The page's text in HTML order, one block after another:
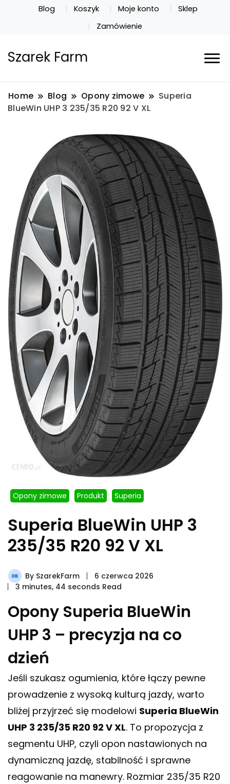
Blog Koszyk Moje konto
Sklep
Zamówienie
Szarek Farm
Home Blog Opony zimowe
Superia
BlueWin UHP 3 235/35 R20 92 V XL
Opony zimowe Produkt Superia
Superia BlueWin UHP 3
235/35 R20 92 V XL
By SzarekFarm
6 czerwca 2026
3 minutes, 44 seconds Read
Opony Superia BlueWin
UHP 3 – precyzja na co
dzień
Jeśli szukasz ogumienia, które łączy pewne
prowadzenie z wysoką kulturą jazdy, warto
bliżej przyjrzeć się modelowi Superia BlueWin
UHP 3 235/35 R20 92 V XL. To propozycja z
segmentu UHP, czyli opon nastawionych na
dynamiczną jazdę, stabilność i sprawne
reagowanie na manewry. Rozmiar 235/35 R20